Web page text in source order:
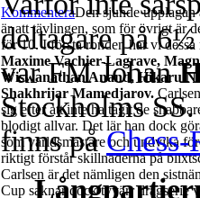
KommenteraDen sjunde
är att tävlingen, som för övrigt är
för 10. I första ronden har vi
Maxime Vachier-Lagrave,
Wiswanathan Anand, Hikaru
Shakhrijar Mamedjarov.
sig efter att inte ha tagit de
blodigt allvar. Det lär han dock
som världsmästare och undvika
riktigt förstår skillnaderna på
Carlsen är det nämligen den
Cup saknar dock tyvärr dragserie
deltagare på 6½
var FM Johan
Stockholms
finns påChess-